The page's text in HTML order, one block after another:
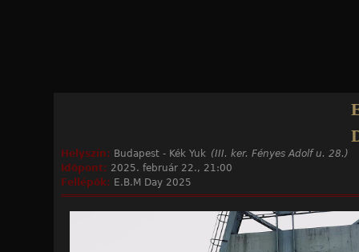
Helyszín: Budapest - Kék Yuk (III. ker. Fényes Adolf u. 28.)
Időpont: 2025. február 22., 21:00
Fellépők: E.B.M Day 2025